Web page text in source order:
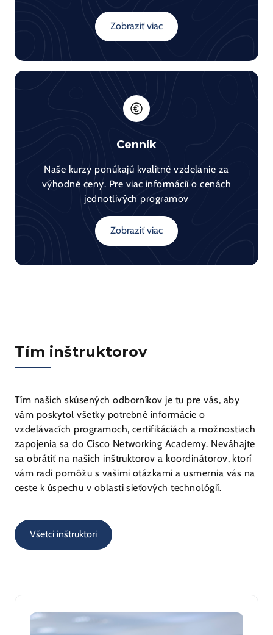
Zobraziť viac
Cenník
Naše kurzy ponúkajú kvalitné vzdelanie za
výhodné ceny. Pre viac informácií o cenách
jednotlivých programov
Zobraziť viac
Tím inštruktorov
Tím našich skúsených odborníkov je tu pre vás, aby
vám poskytol všetky potrebné informácie o
vzdelávacích programoch, certifikáciách a možnostiach
zapojenia sa do Cisco Networking Academy. Neváhajte
sa obrátiť na našich inštruktorov a koordinátorov, ktorí
vám radi pomôžu s vašimi otázkami a usmernia vás na
ceste k úspechu v oblasti sieťových technológií.
Všetci inštruktori